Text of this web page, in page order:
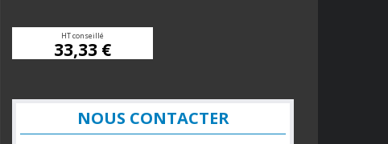
HT conseillé
33,33 €
NOUS CONTACTER